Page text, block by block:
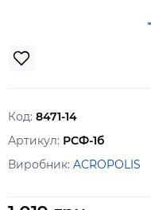
Код: 8471-14
Артикул: РСФ-1б
Виробник: ACROPOLIS